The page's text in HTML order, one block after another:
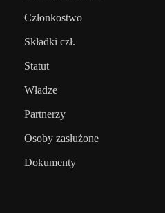
Członkostwo
Składki czł.
Statut
Władze
Partnerzy
Osoby zasłużone
Dokumenty